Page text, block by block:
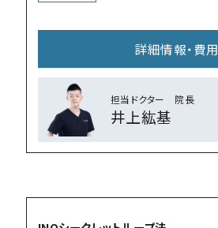
詳細情報・費⽤
担当ドクター 院⻑
井上紘基